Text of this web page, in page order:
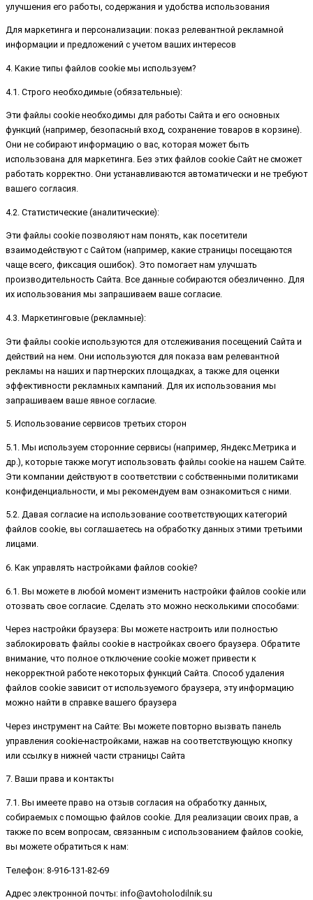
улучшения его работы, содержания и удобства использования
Для маркетинга и персонализации: показ релевантной рекламной
информации и предложений с учетом ваших интересов
4. Какие типы файлов cookie мы используем?
4.1. Строго необходимые (обязательные):
Эти файлы cookie необходимы для работы Сайта и его основных
функций (например, безопасный вход, сохранение товаров в корзине).
Они не собирают информацию о вас, которая может быть
использована для маркетинга. Без этих файлов cookie Сайт не сможет
работать корректно. Они устанавливаются автоматически и не требуют
вашего согласия.
4.2. Статистические (аналитические):
Эти файлы cookie позволяют нам понять, как посетители
взаимодействуют с Сайтом (например, какие страницы посещаются
чаще всего, фиксация ошибок). Это помогает нам улучшать
производительность Сайта. Все данные собираются обезличенно. Для
их использования мы запрашиваем ваше согласие.
4.3. Маркетинговые (рекламные):
Эти файлы cookie используются для отслеживания посещений Сайта и
действий на нем. Они используются для показа вам релевантной
рекламы на наших и партнерских площадках, а также для оценки
эффективности рекламных кампаний. Для их использования мы
запрашиваем ваше явное согласие.
5. Использование сервисов третьих сторон
5.1. Мы используем сторонние сервисы (например, Яндекс.Метрика и
др.), которые также могут использовать файлы cookie на нашем Сайте.
Эти компании действуют в соответствии с собственными политиками
конфиденциальности, и мы рекомендуем вам ознакомиться с ними.
5.2. Давая согласие на использование соответствующих категорий
файлов cookie, вы соглашаетесь на обработку данных этими третьими
лицами.
6. Как управлять настройками файлов cookie?
6.1. Вы можете в любой момент изменить настройки файлов cookie или
отозвать свое согласие. Сделать это можно несколькими способами:
Через настройки браузера: Вы можете настроить или полностью
заблокировать файлы cookie в настройках своего браузера. Обратите
внимание, что полное отключение cookie может привести к
некорректной работе некоторых функций Сайта. Способ удаления
файлов cookie зависит от используемого браузера, эту информацию
можно найти в справке вашего браузера
Через инструмент на Сайте: Вы можете повторно вызвать панель
управления cookie-настройками, нажав на соответствующую кнопку
или ссылку в нижней части страницы Сайта
7. Ваши права и контакты
7.1. Вы имеете право на отзыв согласия на обработку данных,
собираемых с помощью файлов cookie. Для реализации своих прав, а
также по всем вопросам, связанным с использованием файлов cookie,
вы можете обратиться к нам:
Телефон: 8-916-131-82-69
Адрес электронной почты: info@avtoholodilnik.su